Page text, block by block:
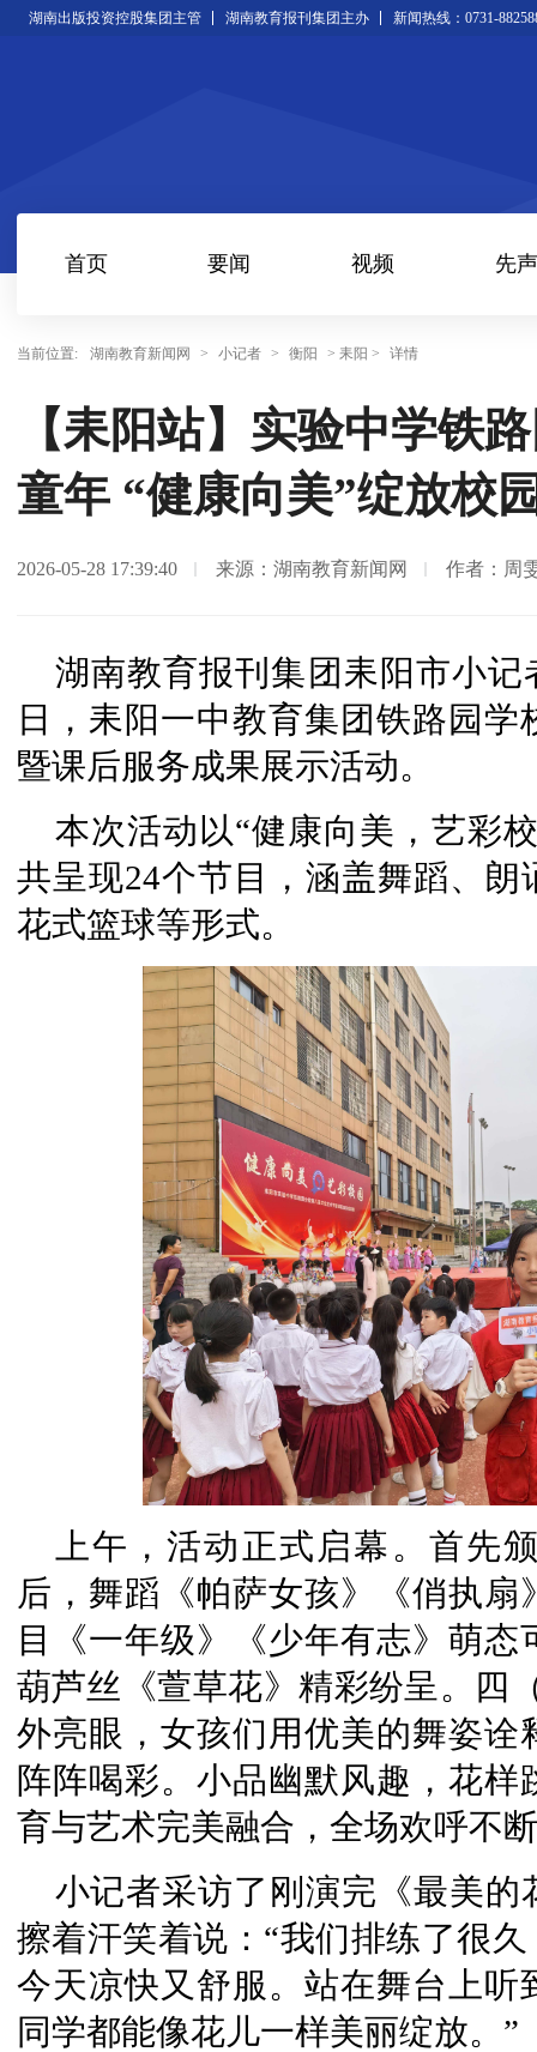
湖南出版投资控股集团主管 湖南教育报刊集团主办 新闻热线：0731-
首页 要闻 视频 先声
当前位置: 湖南教育新闻网 > 小记者 > 衡阳 > 耒阳 > 详情
【耒阳站】实验中学铁
童年 “健康向美”绽放校
2026-05-28 17:39:40 来源：湖南教育新闻网 作者：周
湖南教育报刊集团耒阳市小
日，耒阳一中教育集团铁路园
暨课后服务成果展示活动。
本次活动以“健康向美，艺彩
共呈现24个节目，涵盖舞蹈、
花式篮球等形式。
上午，活动正式启幕。首先
后，舞蹈《帕萨女孩》《俏执
目《一年级》《少年有志》萌
葫芦丝《萱草花》精彩纷呈。四
外亮眼，女孩们用优美的舞姿
阵阵喝彩。小品幽默风趣，花
育与艺术完美融合，全场欢呼不
小记者采访了刚演完《最美
擦着汗笑着说：“我们排练了很
今天凉快又舒服。站在舞台上
同学都能像花儿一样美丽绽放。”